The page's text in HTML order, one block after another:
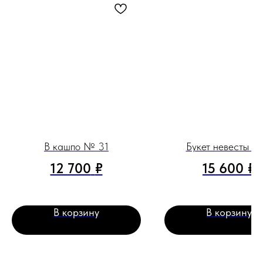
В кашпо № 31
12 700 ₽
В корзину
Букет невесты
15 600 ₽
В корзину